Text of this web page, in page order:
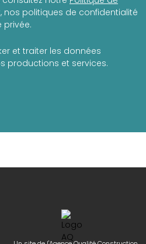
politiques de confidentialité
et traiter les données
productions et services.